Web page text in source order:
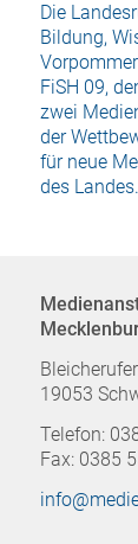
Die
Bildung,
FiSH 09,
zwei
der
für neue
des Landes.
19053
Telefon:
Fax: 0385